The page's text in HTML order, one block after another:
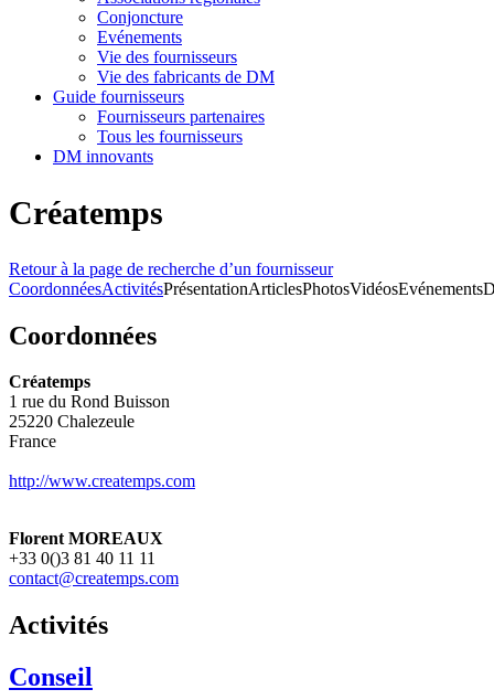
Conjoncture
Evénements
Vie des fournisseurs
Vie des fabricants de DM
Guide fournisseurs
Fournisseurs partenaires
Tous les fournisseurs
DM innovants
Créatemps
Retour à la page de recherche d’un fournisseur
CoordonnéesActivitésPrésentationArticlesPhotosVidéosEvénements
Coordonnées
Créatemps
1 rue du Rond Buisson
25220 Chalezeule
France
http://www.createmps.com
Florent MOREAUX
+33 0()3 81 40 11 11
contact@createmps.com
Activités
Conseil